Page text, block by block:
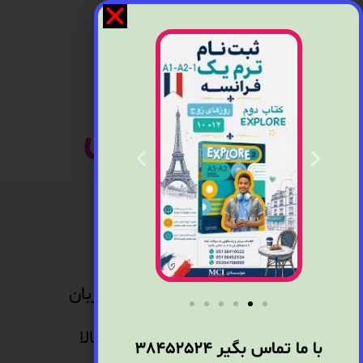
مدارک پایان
دوره زبان
درسته که خیلی از افرادی که زبان
های خارجی فرا میگیرن برای بالا
با ما تماس بگیر38452524